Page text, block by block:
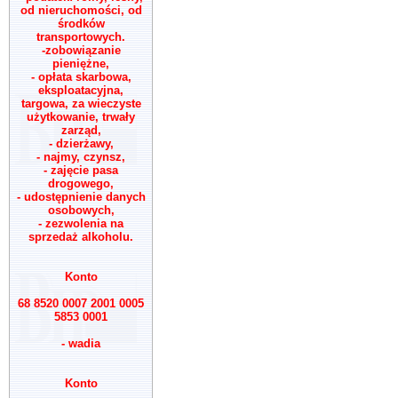
od nieruchomości, od
środków
transportowych.
-zobowiązanie
pieniężne,
- opłata skarbowa,
eksploatacyjna,
targowa, za wieczyste
użytkowanie, trwały
zarząd,
- dzierżawy,
- najmy, czynsz,
- zajęcie pasa
drogowego,
- udostępnienie danych
osobowych,
- zezwolenia na
sprzedaż alkoholu.
Konto
68 8520 0007 2001 0005
5853 0001
- wadia
Konto